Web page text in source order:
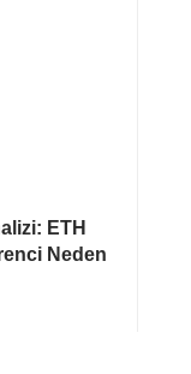
ETH
Neden